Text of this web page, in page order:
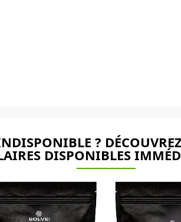
?
DISPONIBLES